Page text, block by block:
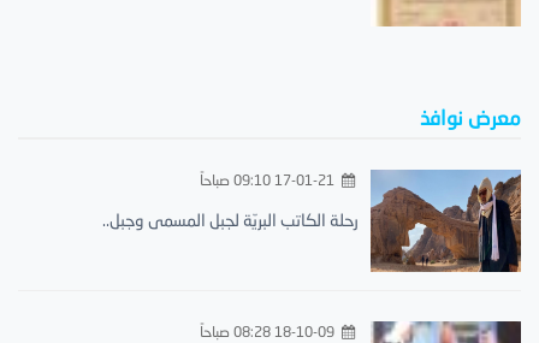
معرض نوافذ
17-01-21 09:10 صباحاً
رحلة الكاتب البريّة لجبل المسمى وجبل..
18-10-09 08:28 صباحاً